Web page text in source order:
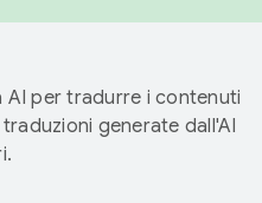
AI per tradurre i contenuti
generate dall'AI